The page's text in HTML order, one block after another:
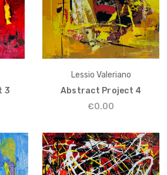
3
Lessio Valeriano
Abstract Project 4
€0.00